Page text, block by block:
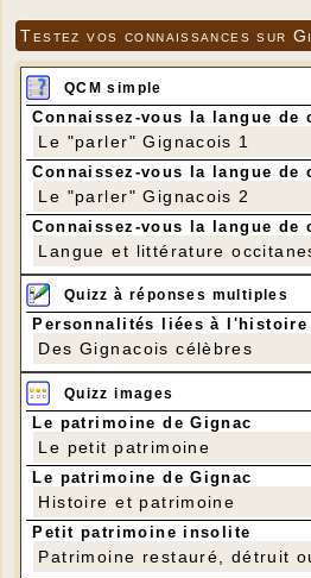
Photo Jean-Pierre GAILLARD
Testez vos connaissances sur
QCM simple
Connaissez-vous la langue de
Le "parler" Gignacois 1
Connaissez-vous la langue de
Le "parler" Gignacois 2
Connaissez-vous la langue de
Langue et littérature
Quizz à réponses multiples
Personnalités liées à l'histoire
Des Gignacois célèbres
Quizz images
Le patrimoine de Gignac
Le petit patrimoine
Le patrimoine de Gignac
Histoire et patrimoine
Petit patrimoine insolite
Patrimoine restauré, détruit